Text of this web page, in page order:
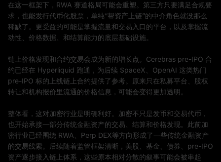
在这一框架下，RWA 赛道格局可能会重塑。第三方只要满足合规要
求，也能发行代币化股票，单纯“帮资产上链”的中介角色就没那么
稀缺了。更受益的可能是掌握流量和交易入口的平台，以及掌握流
动性、价格数据、和结算能力的底层基础设施。
链上价格发现和合约交易会成为新的增长点。Cerebras pre-IPO 合
约已经在 Hyperliquid 跑通，为后续 SpaceX、OpenAI 这类热门
pre-IPO 标的上线链上合约提供了参考。原来只在私募平台、股权
转让和机构报价里流通的价格信息，可能会变得更加透明。
整体看，这对加密行业是明确利好。加密不只是发币和交易代币，
也开始承接一部分传统金融资产的交易、结算和价格发现。此前加
密行业已经围绕 RWA、Perp DEX等方向形成了一些传统金融资产
的交易线索。后续随着监管框架清晰，美股、基金、债券、pre-IPO
资产逐步接入链上体系，这些原本相对分散的叙事可能会被串起